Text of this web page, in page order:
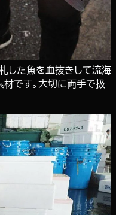
した魚を血抜きして流海
です。大切に両手で扱